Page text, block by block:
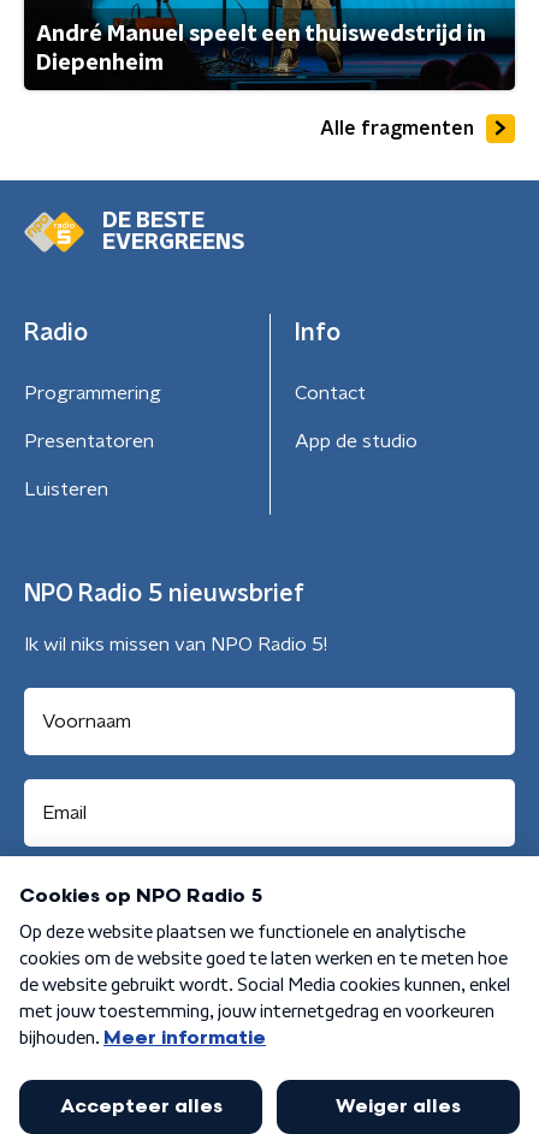
André Manuel speelt een thuiswedstrijd in
Diepenheim
Alle fragmenten
DE BESTE
EVERGREENS
Radio
Programmering
Presentatoren
Luisteren
Info
Contact
App de studio
NPO Radio 5 nieuwsbrief
Ik wil niks missen van NPO Radio 5!
Aanmelden
Algemene voorwaarden